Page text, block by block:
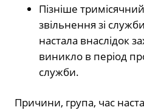
Пізніше
звільнення зі
настала внаслідок
виникло в період
служби.
Причини, група, час